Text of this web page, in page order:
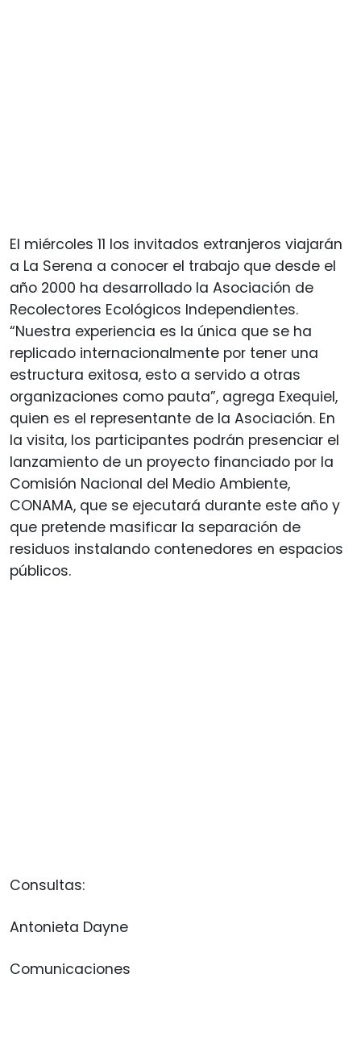
El miércoles 11 los invitados extranjeros viajarán
a La Serena a conocer el trabajo que desde el
año 2000 ha desarrollado la Asociación de
Recolectores Ecológicos Independientes.
“Nuestra experiencia es la única que se ha
replicado internacionalmente por tener una
estructura exitosa, esto a servido a otras
organizaciones como pauta”, agrega Exequiel,
quien es el representante de la Asociación. En
la visita, los participantes podrán presenciar el
lanzamiento de un proyecto financiado por la
Comisión Nacional del Medio Ambiente,
CONAMA, que se ejecutará durante este año y
que pretende masificar la separación de
residuos instalando contenedores en espacios
públicos.
Consultas:
Antonieta Dayne
Comunicaciones